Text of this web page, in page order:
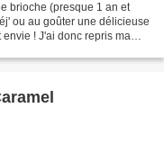
brioche (presque 1 an et
ou au goûter une délicieuse
! J'ai donc repris ma